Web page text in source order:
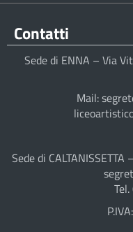
Contatti
Sede di ENNA – Via
Mail:
Sede di